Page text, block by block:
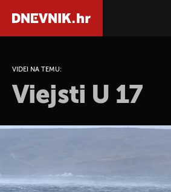
VIDEI NA TEMU:
Viejsti U 17